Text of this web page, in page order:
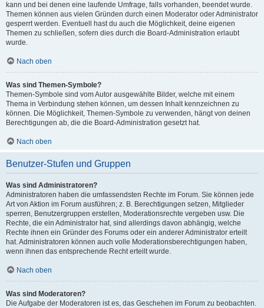
kann und bei denen eine laufende Umfrage, falls vorhanden, beendet wurde.
Themen können aus vielen Gründen durch einen Moderator oder Administrator
gesperrt werden. Eventuell hast du auch die Möglichkeit, deine eigenen
Themen zu schließen, sofern dies durch die Board-Administration erlaubt
wurde.
Nach oben
Was sind Themen-Symbole?
Themen-Symbole sind vom Autor ausgewählte Bilder, welche mit einem
Thema in Verbindung stehen können, um dessen Inhalt kennzeichnen zu
können. Die Möglichkeit, Themen-Symbole zu verwenden, hängt von deinen
Berechtigungen ab, die die Board-Administration gesetzt hat.
Nach oben
Benutzer-Stufen und Gruppen
Was sind Administratoren?
Administratoren haben die umfassendsten Rechte im Forum. Sie können jede
Art von Aktion im Forum ausführen; z. B. Berechtigungen setzen, Mitglieder
sperren, Benutzergruppen erstellen, Moderationsrechte vergeben usw. Die
Rechte, die ein Administrator hat, sind allerdings davon abhängig, welche
Rechte ihnen ein Gründer des Forums oder ein anderer Administrator erteilt
hat. Administratoren können auch volle Moderationsberechtigungen haben,
wenn ihnen das entsprechende Recht erteilt wurde.
Nach oben
Was sind Moderatoren?
Die Aufgabe der Moderatoren ist es, das Geschehen im Forum zu beobachten.